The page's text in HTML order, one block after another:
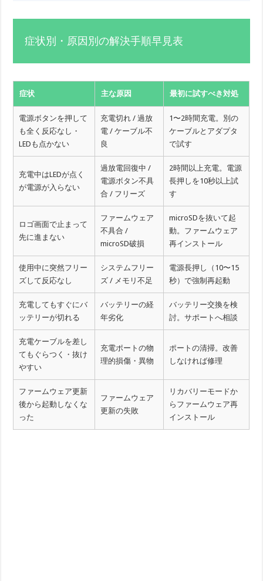
症状別・原因別の解決手順早見表
症状 主な原因 最初に試すべき対処
電源ボタンを押して
も全く反応なし・
LEDも点かない
充電切れ / 過放
電 / ケーブル不
良
1〜2時間充電。別の
ケーブルとアダプタ
で試す
充電中はLEDが点く
が電源が入らない
過放電回復中 /
電源ボタン不具
合 / フリーズ
2時間以上充電。電源
長押しを10秒以上試
す
ロゴ画面で止まって
先に進まない
ファームウェア
不具合 /
microSD破損
microSDを抜いて起
動。ファームウェア
再インストール
使用中に突然フリー
ズして反応なし
システムフリー
ズ / メモリ不足
電源長押し（10〜15
秒）で強制再起動
充電してもすぐにバ
ッテリーが切れる
バッテリーの経
年劣化
バッテリー交換を検
討。サポートへ相談
充電ケーブルを差し
てもぐらつく・抜け
やすい
充電ポートの物
理的損傷・異物
ポートの清掃。改善
しなければ修理
ファームウェア更新
後から起動しなくな
った
ファームウェア
更新の失敗
リカバリーモードか
らファームウェア再
インストール